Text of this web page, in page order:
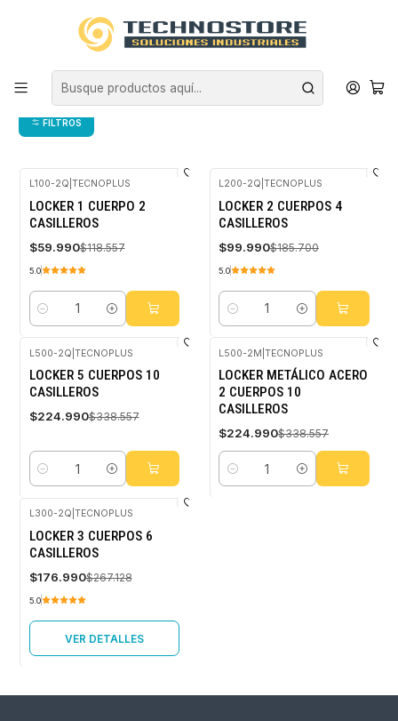
EQUIPAMIENTO INDUSTRIAL
LOCKERS COMERCIALES
LOCKERS COMERCIALES
FILTROS
-49%
OFF
L100-2Q TECNOPLUS
LOCKER 1 CUERPO 2
CASILLEROS
$59.990$118.557
5.0
Cantidad
-46%
OFF
L200-2Q TECNOPLUS
LOCKER 2 CUERPOS 4
CASILLEROS
$99.990$185.700
5.0
Cantidad
-34%
OFF
L500-2Q TECNOPLUS
LOCKER 5 CUERPOS 10
CASILLEROS
$224.990$338.557
Cantidad
-34%
OFF
L500-2M TECNOPLUS
LOCKER METÁLICO ACERO
2 CUERPOS 10
CASILLEROS
$224.990$338.557
Cantidad
-34%
OFF
L300-2Q TECNOPLUS
LOCKER 3 CUERPOS 6
CASILLEROS
$176.990$267.128
5.0
VER DETALLES